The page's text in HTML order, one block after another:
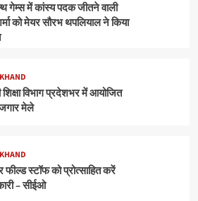
गेम्स में कांस्य पदक जीतने वाली
को मेयर सौरभ थपलियाल ने किया
विभाग प्रदेशभर में आयोजित
मेले
स्टॉफ को प्रोत्साहित करें
– सीईओ